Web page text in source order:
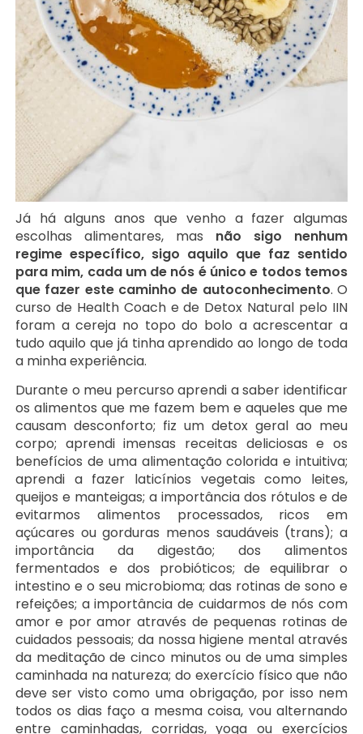
Já há alguns anos que venho a fazer algumas
escolhas alimentares, mas não sigo nenhum
regime específico, sigo aquilo que faz sentido
para mim, cada um de nós é único e todos temos
que fazer este caminho de autoconhecimento. O
curso de Health Coach e de Detox Natural pelo IIN
foram a cereja no topo do bolo a acrescentar a
tudo aquilo que já tinha aprendido ao longo de toda
a minha experiência.
Durante o meu percurso aprendi a saber identificar
os alimentos que me fazem bem e aqueles que me
causam desconforto; fiz um detox geral ao meu
corpo; aprendi imensas receitas deliciosas e os
benefícios de uma alimentação colorida e intuitiva;
aprendi a fazer laticínios vegetais como leites,
queijos e manteigas; a importância dos rótulos e de
evitarmos alimentos processados, ricos em
açúcares ou gorduras menos saudáveis (trans); a
importância da digestão; dos alimentos
fermentados e dos probióticos; de equilibrar o
intestino e o seu microbioma; das rotinas de sono e
refeições; a importância de cuidarmos de nós com
amor e por amor através de pequenas rotinas de
cuidados pessoais; da nossa higiene mental através
da meditação de cinco minutos ou de uma simples
caminhada na natureza; do exercício físico que não
deve ser visto como uma obrigação, por isso nem
todos os dias faço a mesma coisa, vou alternando
entre caminhadas, corridas, yoga ou exercícios